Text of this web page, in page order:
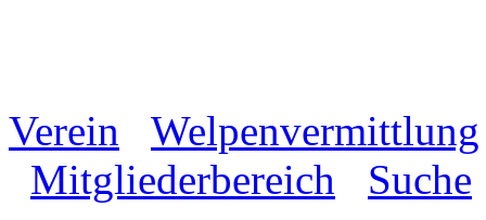
Verein
Welpenvermittlung
Mitgliederbereich
Suche